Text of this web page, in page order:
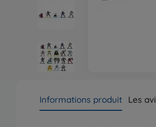
Informations produit Les